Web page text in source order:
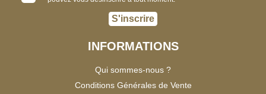
S'inscrire
INFORMATIONS
Qui sommes-nous ?
Conditions Générales de Vente